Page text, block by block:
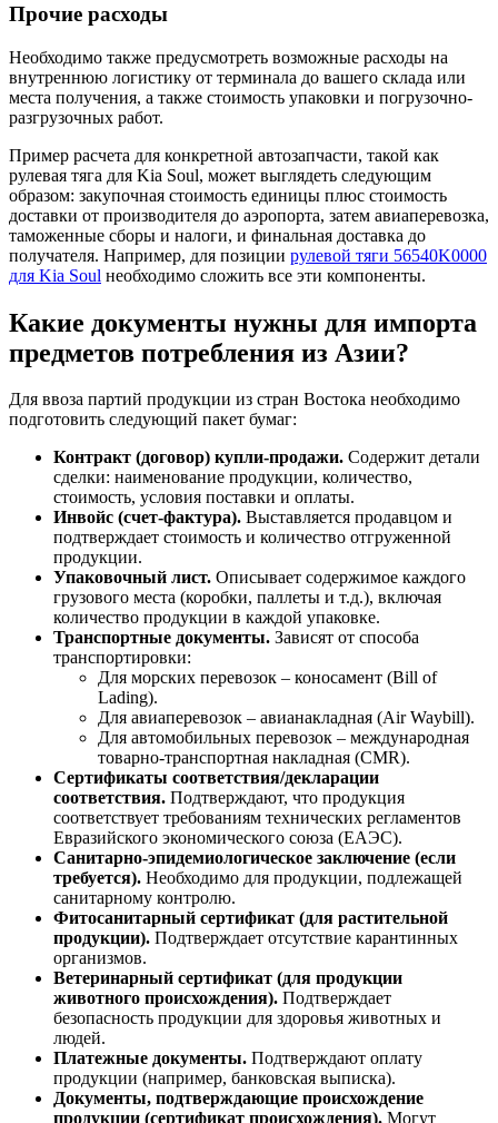
Прочие расходы
Необходимо также предусмотреть возможные расходы на
внутреннюю логистику от терминала до вашего склада или
места получения, а также стоимость упаковки и погрузочно-
разгрузочных работ.
Пример расчета для конкретной автозапчасти, такой как
рулевая тяга для Kia Soul, может выглядеть следующим
образом: закупочная стоимость единицы плюс стоимость
доставки от производителя до аэропорта, затем авиаперевозка,
таможенные сборы и налоги, и финальная доставка до
получателя. Например, для позиции рулевой тяги 56540K0000
для Kia Soul необходимо сложить все эти компоненты.
Какие документы нужны для импорта
предметов потребления из Азии?
Для ввоза партий продукции из стран Востока необходимо
подготовить следующий пакет бумаг:
Контракт (договор) купли-продажи. Содержит детали
сделки: наименование продукции, количество,
стоимость, условия поставки и оплаты.
Инвойс (счет-фактура). Выставляется продавцом и
подтверждает стоимость и количество отгруженной
продукции.
Упаковочный лист. Описывает содержимое каждого
грузового места (коробки, паллеты и т.д.), включая
количество продукции в каждой упаковке.
Транспортные документы. Зависят от способа
транспортировки:
Для морских перевозок – коносамент (Bill of
Lading).
Для авиаперевозок – авианакладная (Air Waybill).
Для автомобильных перевозок – международная
товарно-транспортная накладная (CMR).
Сертификаты соответствия/декларации
соответствия. Подтверждают, что продукция
соответствует требованиям технических регламентов
Евразийского экономического союза (ЕАЭС).
Санитарно-эпидемиологическое заключение (если
требуется). Необходимо для продукции, подлежащей
санитарному контролю.
Фитосанитарный сертификат (для растительной
продукции). Подтверждает отсутствие карантинных
организмов.
Ветеринарный сертификат (для продукции
животного происхождения). Подтверждает
безопасность продукции для здоровья животных и
людей.
Платежные документы. Подтверждают оплату
продукции (например, банковская выписка).
Документы, подтверждающие происхождение
продукции (сертификат происхождения). Могут